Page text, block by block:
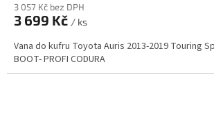
3 057 Kč bez DPH
3 699 Kč / ks
Vana do kufru Toyota Auris 2013-2019 Touring
BOOT- PROFI CODURA